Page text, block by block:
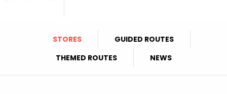
STORES
GUIDED ROUTES
THEMED ROUTES
NEWS